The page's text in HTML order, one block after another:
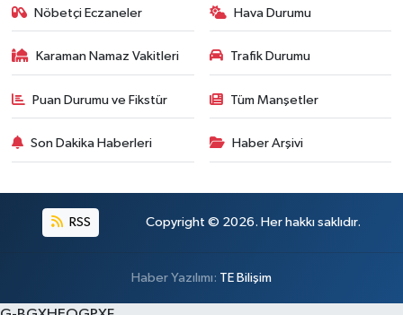
Nöbetçi Eczaneler Hava Durumu
Karaman Namaz Vakitleri Trafik Durumu
Puan Durumu ve Fikstür Tüm Manşetler
Son Dakika Haberleri Haber Arşivi
RSS Copyright © 2026. Her hakkı saklıdır.
Haber Yazılımı: TE Bilişim